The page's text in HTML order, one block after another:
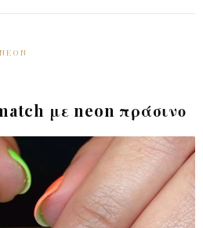
με neon πράσινο